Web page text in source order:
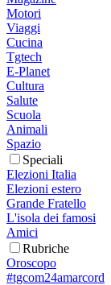
Motori
Viaggi
Cucina
Tgtech
E-Planet
Cultura
Salute
Scuola
Animali
Spazio
Speciali
Elezioni Italia
Elezioni estero
Grande Fratello
L'isola dei famosi
Amici
Rubriche
Oroscopo
#tgcom24amarcord